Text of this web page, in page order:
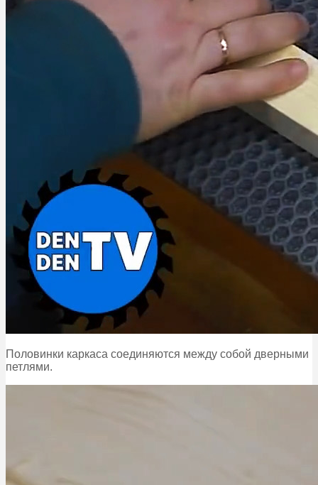
Половинки каркаса соединяются между собой дверными
петлями.